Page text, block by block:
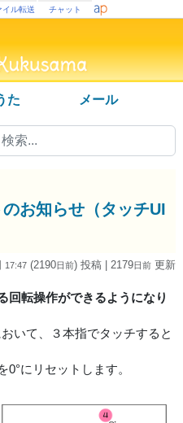
イル転送 チャット
た メール
お知らせ（タッチUI
17:47 (2190日前) 投稿 | 2179日前 更新
回転操作ができるようになり
いて、３本指でタッチすると
にリセットします。